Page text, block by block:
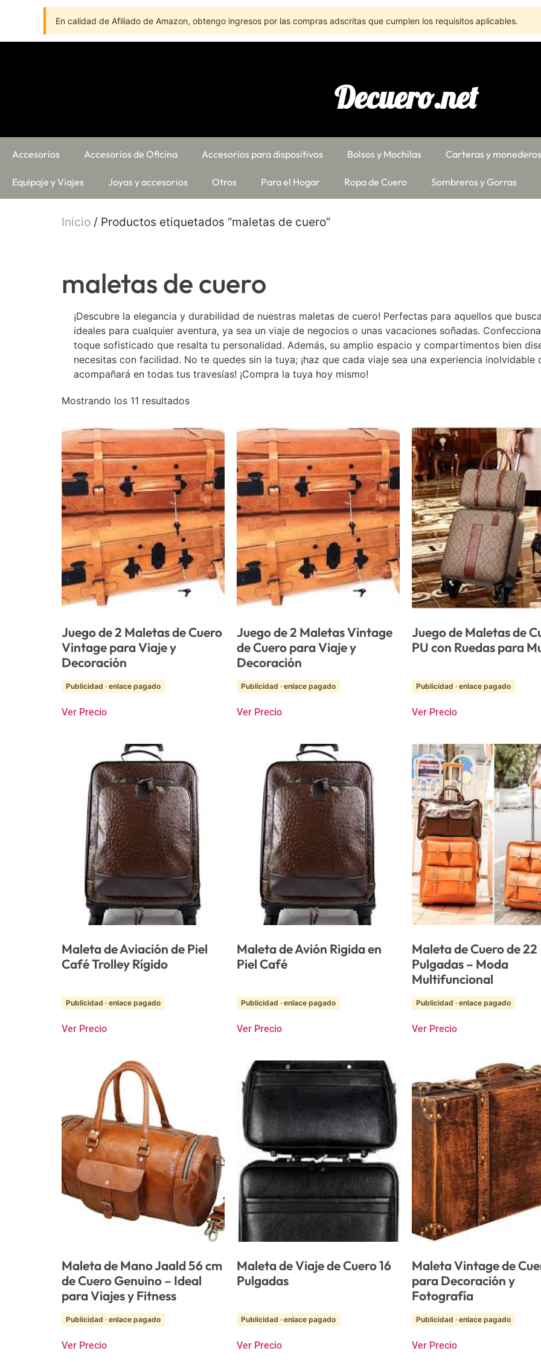
En calidad de Afiliado de Amazon, obtengo ingresos por las compras adscritas que cumplen los requisitos aplicables.
Decuero.net
Accesorios Accesorios de Oficina Accesorios para dispositivos Bolsos y Mochilas Carteras y monederos
Equipaje y Viajes Joyas y accesorios Otros Para el Hogar Ropa de Cuero Sombreros y Gorras
Inicio / Productos etiquetados “maletas de cuero”
maletas de cuero
¡Descubre la elegancia y durabilidad de nuestras maletas de cuero! Perfectas para aquellos que
ideales para cualquier aventura, ya sea un viaje de negocios o unas vacaciones soñadas.
toque sofisticado que resalta tu personalidad. Además, su amplio espacio y compartimentos bien
necesitas con facilidad. No te quedes sin la tuya; ¡haz que cada viaje sea una experiencia
acompañará en todas tus travesías! ¡Compra la tuya hoy mismo!
Mostrando los 11 resultados
Juego de 2 Maletas de Cuero
Vintage para Viaje y
Decoración
Publicidad · enlace pagado
Ver Precio
Juego de 2 Maletas Vintage
de Cuero para Viaje y
Decoración
Publicidad · enlace pagado
Ver Precio
Juego de Maletas de
PU con Ruedas para
Publicidad · enlace pagado
Ver Precio
Maleta de Aviación de Piel
Café Trolley Rígido
Publicidad · enlace pagado
Ver Precio
Maleta de Avión Rigida en
Piel Café
Publicidad · enlace pagado
Ver Precio
Maleta de Cuero de 22
Pulgadas – Moda
Multifuncional
Publicidad · enlace pagado
Ver Precio
Maleta de Mano Jaald 56 cm
de Cuero Genuino – Ideal
para Viajes y Fitness
Publicidad · enlace pagado
Ver Precio
Maleta de Viaje de Cuero 16
Pulgadas
Publicidad · enlace pagado
Ver Precio
Maleta Vintage de
para Decoración y
Fotografía
Publicidad · enlace pagado
Ver Precio